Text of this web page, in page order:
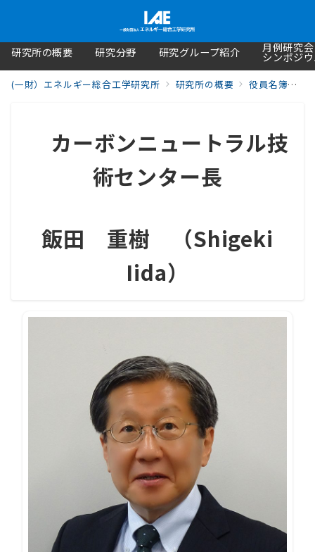
研究所の概要 研究分野 研究グループ紹介 月例研究
シンポジ
(一財）エネルギー総合工学研究所 研究所の概要 役員名簿・役職者紹介・研究所組織図
カーボンニュートラル技
術センター長
飯田 重樹 （Shigeki
Iida）